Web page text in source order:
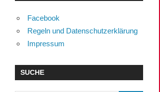
Facebook
Regeln und Datenschutzerklärung
Impressum
SUCHE